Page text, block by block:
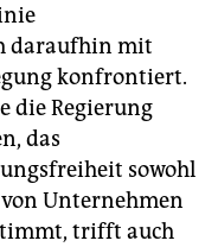
daraufhin mit
konfrontiert.
die Regierung
das
sowohl
Unternehmen
trifft auch